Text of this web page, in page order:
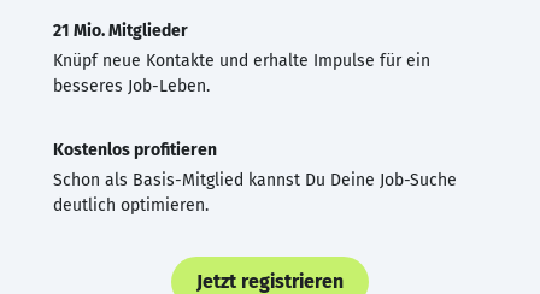
21 Mio. Mitglieder
Knüpf neue Kontakte und erhalte Impulse für ein
besseres Job-Leben.
Kostenlos profitieren
Schon als Basis-Mitglied kannst Du Deine Job-Suche
deutlich optimieren.
Jetzt registrieren